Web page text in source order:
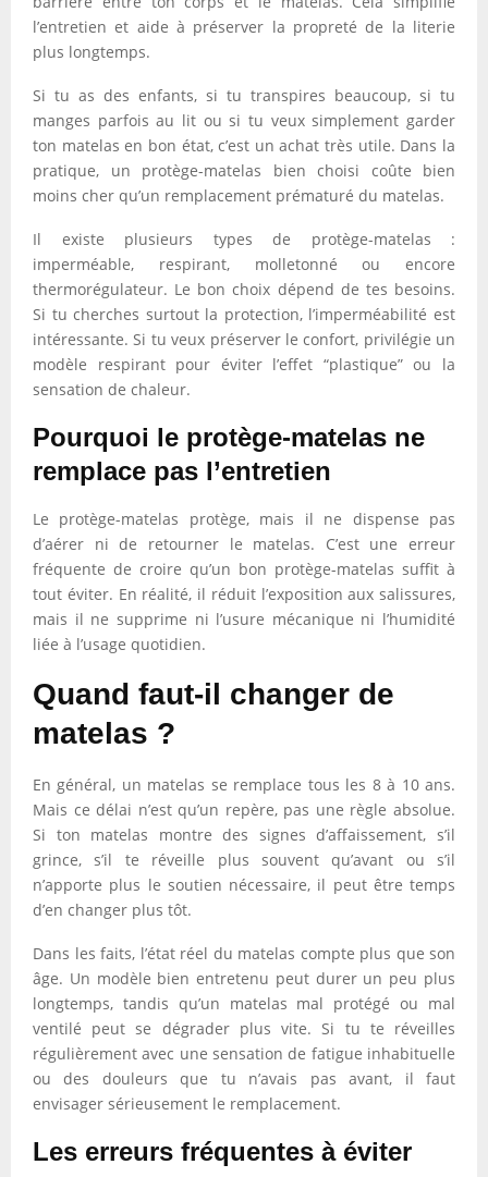
l’entretien et aide à préserver la propreté de la literie
plus longtemps.
Si tu as des enfants, si tu transpires beaucoup, si tu
manges parfois au lit ou si tu veux simplement garder
ton matelas en bon état, c’est un achat très utile. Dans la
pratique, un protège-matelas bien choisi coûte bien
moins cher qu’un remplacement prématuré du matelas.
Il existe plusieurs types de protège-matelas :
imperméable, respirant, molletonné ou encore
thermorégulateur. Le bon choix dépend de tes besoins.
Si tu cherches surtout la protection, l’imperméabilité est
intéressante. Si tu veux préserver le confort, privilégie un
modèle respirant pour éviter l’effet “plastique” ou la
sensation de chaleur.
Pourquoi le protège-matelas ne
remplace pas l’entretien
Le protège-matelas protège, mais il ne dispense pas
d’aérer ni de retourner le matelas. C’est une erreur
fréquente de croire qu’un bon protège-matelas suffit à
tout éviter. En réalité, il réduit l’exposition aux salissures,
mais il ne supprime ni l’usure mécanique ni l’humidité
liée à l’usage quotidien.
Quand faut-il changer de
matelas ?
En général, un matelas se remplace tous les 8 à 10 ans.
Mais ce délai n’est qu’un repère, pas une règle absolue.
Si ton matelas montre des signes d’affaissement, s’il
grince, s’il te réveille plus souvent qu’avant ou s’il
n’apporte plus le soutien nécessaire, il peut être temps
d’en changer plus tôt.
Dans les faits, l’état réel du matelas compte plus que son
âge. Un modèle bien entretenu peut durer un peu plus
longtemps, tandis qu’un matelas mal protégé ou mal
ventilé peut se dégrader plus vite. Si tu te réveilles
régulièrement avec une sensation de fatigue inhabituelle
ou des douleurs que tu n’avais pas avant, il faut
envisager sérieusement le remplacement.
Les erreurs fréquentes à éviter